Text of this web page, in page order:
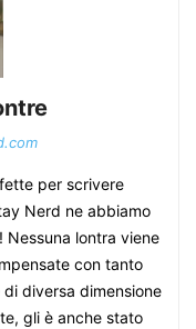
per scrivere
Nerd ne abbiamo
Nessuna lontra viene
con tanto
diversa dimensione
gli è anche stato